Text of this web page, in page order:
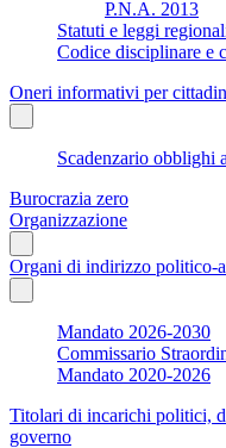
P.N.A. 2013
Statuti e leggi
Codice disciplinare e
Oneri informativi per
Scadenzario obblighi
Burocrazia zero
Organizzazione
Organi di indirizzo politico-
Mandato 2026-2030
Commissario
Mandato 2020-2026
Titolari di incarichi politici,
governo